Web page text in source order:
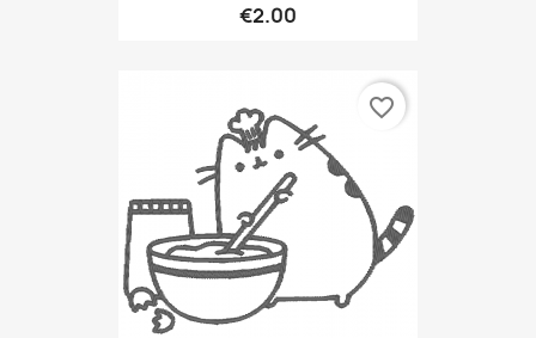
€2.00
favorite_border